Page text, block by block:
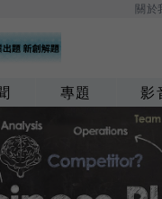
關於
專題 影